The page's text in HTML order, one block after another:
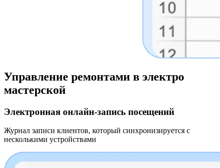
Управление ремонтами в электро
мастерской
Электронная онлайн-запись посещений
Журнал записи клиентов, который синхронизируется с
несколькими устройствами